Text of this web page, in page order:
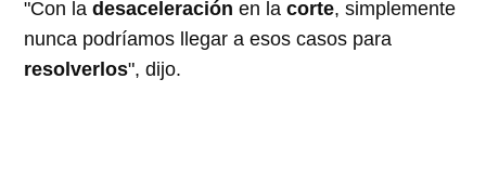
"Con ladesaceleración en lacorte, simplemente
nunca podríamos llegar a esos casos para
resolverlos", dijo.